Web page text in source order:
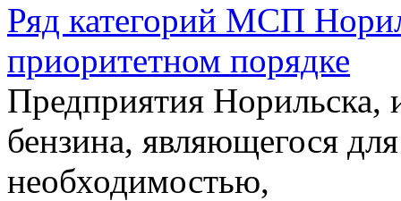
Ряд категорий МСП
приоритетном порядке
Предприятия
бензина, являющегося
необходимостью,